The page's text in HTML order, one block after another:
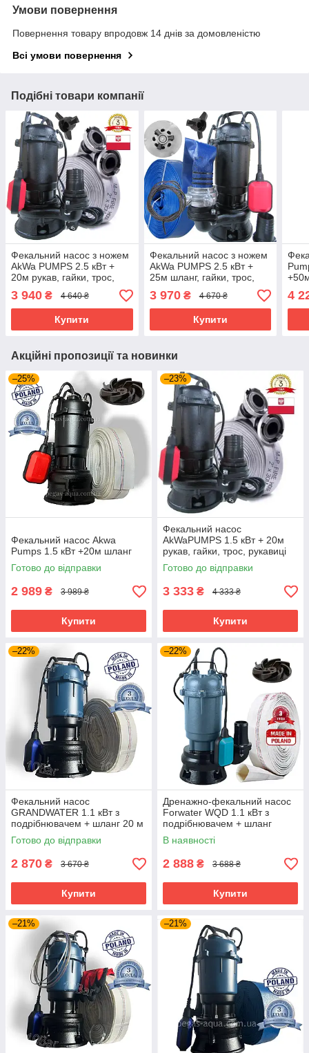
Умови повернення
Повернення товару впродовж 14 днів за домовленістю
Всі умови повернення
Подібні товари компанії
Фекальний насос з ножем
AkWa PUMPS 2.5 кВт +
20м рукав, гайки, трос,
3 940 ₴ 4 640 ₴
Купити
Фекальний насос з ножем
AkWa PUMPS 2.5 кВт +
25м шланг, гайки, трос,
3 970₴ 4 670 ₴
Купити
4
Акційні пропозиції та новинки
–25%
Фекальний насос Akwa
Pumps 1.5 кВт +20м шланг
Готово до відправки
2 989 ₴ 3 989 ₴
Купити
–23%
Фекальний насос
AkWaPUMPS 1.5 кВт + 20м
рукав, гайки, трос, рукавиці
Готово до відправки
3 333 ₴ 4 333 ₴
Купити
–22%
Фекальний насос
GRANDWATER 1.1 кВт з
подрібнювачем + шланг 20 м
(комплект) гарантія 3 роки
Готово до відправки
2 870 ₴ 3 670 ₴
Купити
–22%
Дренажно-фекальний насос
Forwater WQD 1.1 кВт з
подрібнювачем + шланг
10м(або20м)
В наявності
2 888 ₴ 3 688 ₴
Купити
–21% –21%